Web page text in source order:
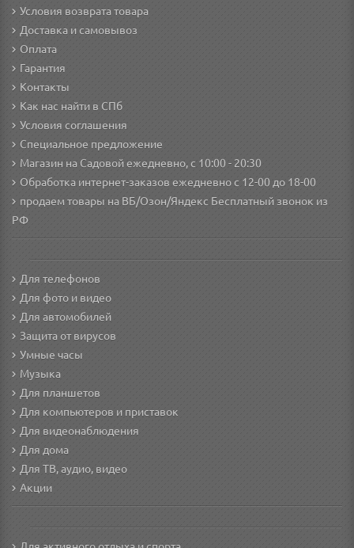
Условия возврата товара
Доставка и самовывоз
Оплата
Гарантия
Контакты
Как нас найти в СПб
Условия соглашения
Специальное предложение
Магазин на Садовой ежедневно, с 10:00 - 20:30
Обработка интернет-заказов ежедневно с 12-00 до 18-00
продаем товары на ВБ/Озон/Яндекс Бесплатный звонок из
РФ
Для телефонов
Для фото и видео
Для автомобилей
Защита от вирусов
Умные часы
Музыка
Для планшетов
Для компьютеров и приставок
Для видеонаблюдения
Для дома
Для ТВ, аудио, видео
Акции